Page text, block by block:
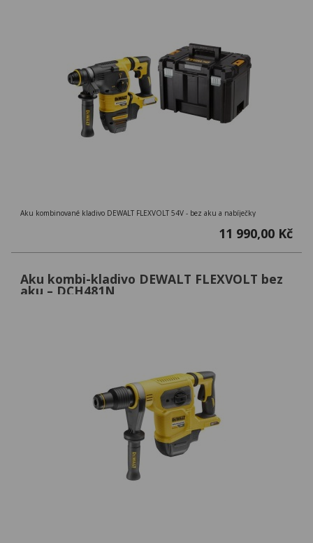
Aku kombinované kladivo DEWALT FLEXVOLT 54V - bez aku a nabíječky
11 990,00 Kč
Aku kombi-kladivo DEWALT FLEXVOLT bez
aku – DCH481N